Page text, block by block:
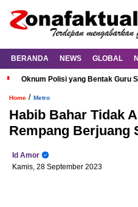
BERANDA NEWS GLOBAL
Oknum Polisi yang Bentak Guru
Home / Metro
Habib Bahar Tidak
Rempang Berjuang
Id Amor
Kamis, 28 September 2023